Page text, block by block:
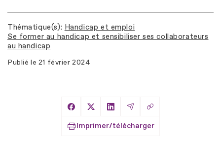
Thématique(s) Handicap et emploi
Se former au handicap et sensibiliser ses collaborateurs
au handicap
Publié le 21 février 2024
Partager sur Facebook
Partager sur X
Partager sur LinkedIn
Partager par Email
Copier le lien
Imprimer/télécharger